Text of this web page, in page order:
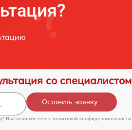
со специалистом
Оставить заявку
Вы соглашаетесь c политикой конфиденциальности